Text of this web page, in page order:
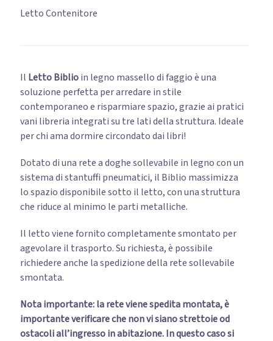
Letto Contenitore
Il Letto Biblioin legno massello di faggio è una
soluzione perfetta per arredare in stile
contemporaneo e risparmiare spazio, grazie ai pratici
vani libreria integrati su tre lati della struttura. Ideale
per chi ama dormire circondato dai libri!
Dotato di una rete a doghe sollevabile in legno con un
sistema di stantuffi pneumatici, il Biblio massimizza
lo spazio disponibile sotto il letto, con una struttura
che riduce al minimo le parti metalliche.
Il letto viene fornito completamente smontato per
agevolare il trasporto. Su richiesta, è possibile
richiedere anche la spedizione della rete sollevabile
smontata.
Nota importante: la rete viene spedita montata, è
importante verificare che non vi siano strettoie od
ostacoli all’ingresso in abitazione. In questo caso si